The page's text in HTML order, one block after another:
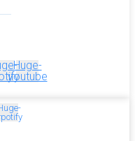
Huge-
youtube